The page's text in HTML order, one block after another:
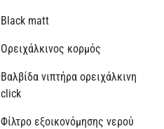
Black matt
Ορειχάλκινος κορμός
Βαλβίδα νιπτήρα ορειχάλκινη
click
Φίλτρο εξοικονόμησης νερού